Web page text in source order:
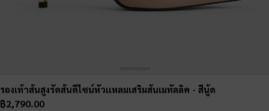
รองเท้าส้นสูงรัดส้นดีไซน์หัวเเหลมเสริมส้นเมทัลลิค - สีนู้ด
฿2,790.00